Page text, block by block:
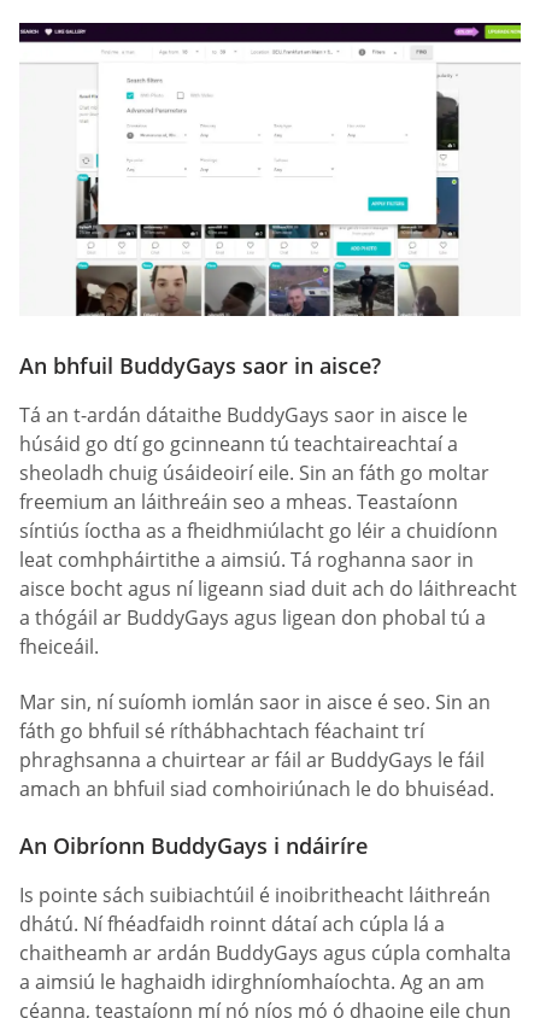
An bhfuil BuddyGays saor in aisce?
Tá an t-ardán dátaithe BuddyGays saor in aisce le
húsáid go dtí go gcinneann tú teachtaireachtaí a
sheoladh chuig úsáideoirí eile. Sin an fáth go moltar
freemium an láithreáin seo a mheas. Teastaíonn
síntiús íoctha as a fheidhmiúlacht go léir a chuidíonn
leat comhpháirtithe a aimsiú. Tá roghanna saor in
aisce bocht agus ní ligeann siad duit ach do láithreacht
a thógáil ar BuddyGays agus ligean don phobal tú a
fheiceáil.
Mar sin, ní suíomh iomlán saor in aisce é seo. Sin an
fáth go bhfuil sé ríthábhachtach féachaint trí
phraghsanna a chuirtear ar fáil ar BuddyGays le fáil
amach an bhfuil siad comhoiriúnach le do bhuiséad.
An Oibríonn BuddyGays i ndáiríre
Is pointe sách suibiachtúil é inoibritheacht láithreán
dhátú. Ní fhéadfaidh roinnt dátaí ach cúpla lá a
chaitheamh ar ardán BuddyGays agus cúpla comhalta
a aimsiú le haghaidh idirghníomhaíochta. Ag an am
céanna, teastaíonn mí nó níos mó ó dhaoine eile chun